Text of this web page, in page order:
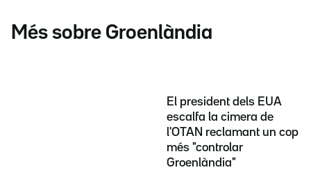
Més sobre Groenlàndia
El president dels EUA
escalfa la cimera de
l'OTAN reclamant un cop
més "controlar
Groenlàndia"